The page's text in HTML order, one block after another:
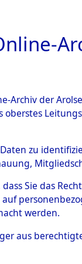
Archiv der
zu
Sie das
werden.
aus